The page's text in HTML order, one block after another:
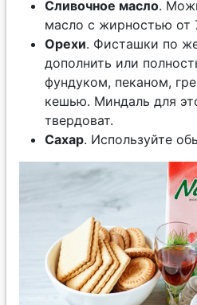
Сливочное масло.
масло с жирностью от
Орехи. Фисташки по
дополнить или
фундуком, пеканом,
кешью. Миндаль для
твердоват.
Сахар. Используйте